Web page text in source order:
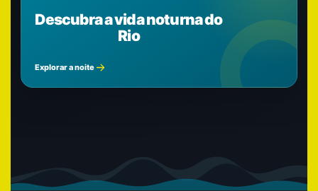
Descubra a vida noturna do
Rio
Explorar a noite